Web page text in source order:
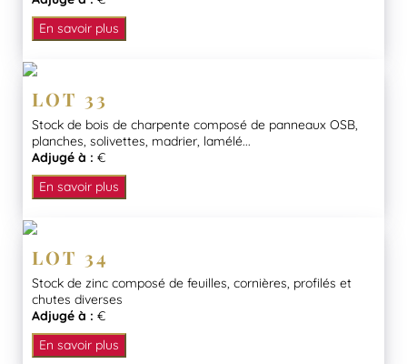
En savoir plus
LOT 33
Stock de bois de charpente composé de panneaux OSB,
planches, solivettes, madrier, lamélé...
Adjugé à : €
En savoir plus
LOT 34
Stock de zinc composé de feuilles, cornières, profilés et
chutes diverses
Adjugé à : €
En savoir plus